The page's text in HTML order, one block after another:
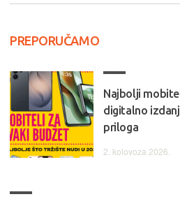
PREPORUČAMO
Najbolji
digitalno
priloga
2. kolovoza 2026.